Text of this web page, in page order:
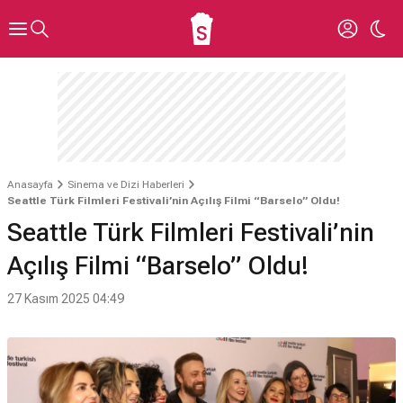
Anasayfa
Sinema ve Dizi Haberleri
Seattle Türk Filmleri Festivali’nin Açılış Filmi “Barselo” Oldu!
Seattle Türk Filmleri Festivali’nin
Açılış Filmi “Barselo” Oldu!
27 Kasım 2025 04:49